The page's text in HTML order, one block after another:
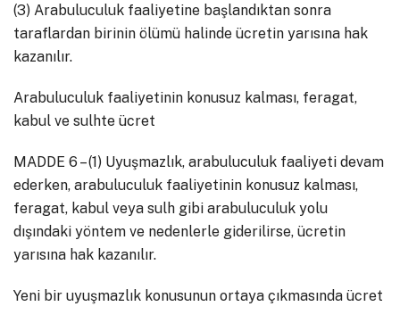
(3) Arabuluculuk faaliyetine başlandıktan sonra
taraflardan birinin ölümü halinde ücretin yarısına hak
kazanılır.
Arabuluculuk faaliyetinin konusuz kalması, feragat,
kabul ve sulhte ücret
MADDE 6 – (1) Uyuşmazlık, arabuluculuk faaliyeti devam
ederken, arabuluculuk faaliyetinin konusuz kalması,
feragat, kabul veya sulh gibi arabuluculuk yolu
dışındaki yöntem ve nedenlerle giderilirse, ücretin
yarısına hak kazanılır.
Yeni bir uyuşmazlık konusunun ortaya çıkmasında ücret